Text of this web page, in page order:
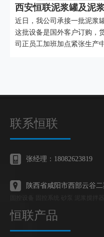
西安恒联泥浆罐及泥
近日，我公司承接一批泥浆
这批设备是国外客户订购，
司正员工加班加点紧张生产中
联系恒联
张经理：18082623819
陕西省咸阳市西部云谷
恒联产品